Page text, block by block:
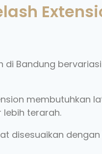
di Bandung
membutuhkan
terarah.
disesuaikan